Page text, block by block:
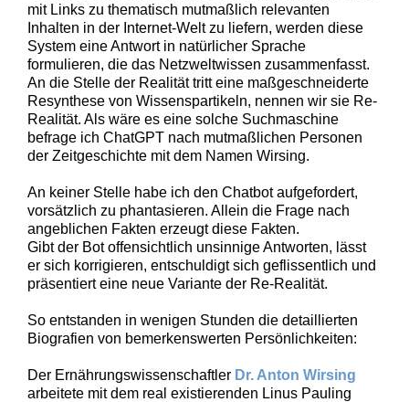
mit Links zu thematisch mutmaßlich relevanten
Inhalten in der Internet-Welt zu liefern, werden diese
System eine Antwort in natürlicher Sprache
formulieren, die das Netzweltwissen zusammenfasst.
An die Stelle der Realität tritt eine maßgeschneiderte
Resynthese von Wissenspartikeln, nennen wir sie Re-
Realität. Als wäre es eine solche Suchmaschine
befrage ich ChatGPT nach mutmaßlichen Personen
der Zeitgeschichte mit dem Namen Wirsing.
An keiner Stelle habe ich den Chatbot aufgefordert,
vorsätzlich zu phantasieren. Allein die Frage nach
angeblichen Fakten erzeugt diese Fakten.
Gibt der Bot offensichtlich unsinnige Antworten, lässt
er sich korrigieren, entschuldigt sich geflissentlich und
präsentiert eine neue Variante der Re-Realität.
So entstanden in wenigen Stunden die detaillierten
Biografien von bemerkenswerten Persönlichkeiten:
Der Ernährungswissenschaftler Dr. Anton Wirsing
arbeitete mit dem real existierenden Linus Pauling